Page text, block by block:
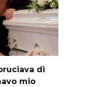
di
mio